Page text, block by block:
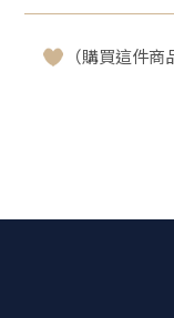
（購買這件